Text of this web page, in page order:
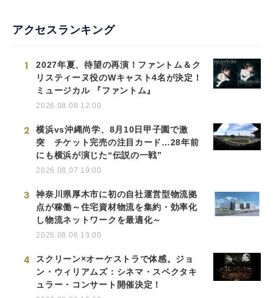
アクセスランキング
1
2027年夏、待望の再演！ファントム＆ク
リスティーヌ役のWキャスト4名が決定！
ミュージカル 『ファントム』
2026.08.06 12:00
2
横浜vs沖縄尚学、8月10日甲子園で激
突 チケット完売の注目カード…28年前
にも横浜が演じた“伝説の一戦”
2026.08.07 19:00
3
神奈川県厚木市に初の自社運営型物流拠
点が稼働～住宅資材物流を集約・効率化
し物流ネットワークを最適化～
2026.08.06 13:00
4
スクリーン×オーケストラで体感。ジョ
ン・ウィリアムズ：シネマ・スペクタキ
ュラー・コンサート開催決定！